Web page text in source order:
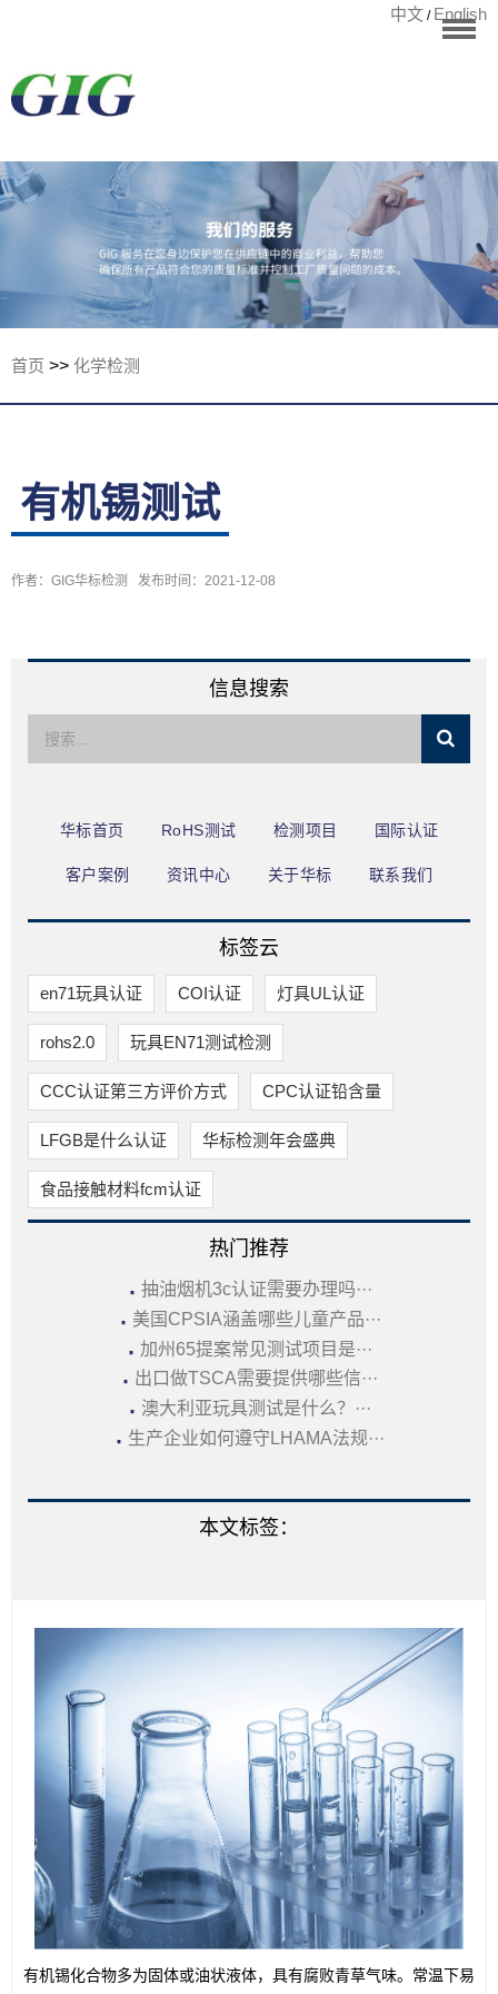
检测项目
国际认证
客户案例
资讯中心
中文 / English
宁波华标检测有
限公司
首页 >> 化学检测
有机锡测试
作者：GIG华标检测 发布时间：2021-12-08
信息搜索
华标首页 RoHS测试 检测项目 国际认证
客户案例 资讯中心 关于华标 联系我们
标签云
en71玩具认证 COI认证 灯具UL认证
rohs2.0 玩具EN71测试检测
CCC认证第三方评价方式 CPC认证铅含量
LFGB是什么认证 华标检测年会盛典
食品接触材料fcm认证
热门推荐
· 抽油烟机3c认证需要办理吗···
· 美国CPSIA涵盖哪些儿童产品···
· 加州65提案常见测试项目是···
· 出口做TSCA需要提供哪些信···
· 澳大利亚玩具测试是什么？···
· 生产企业如何遵守LHAMA法规···
本文标签：
有机锡化合物多为固体或油状液体，具有腐败青草气味。常温下易